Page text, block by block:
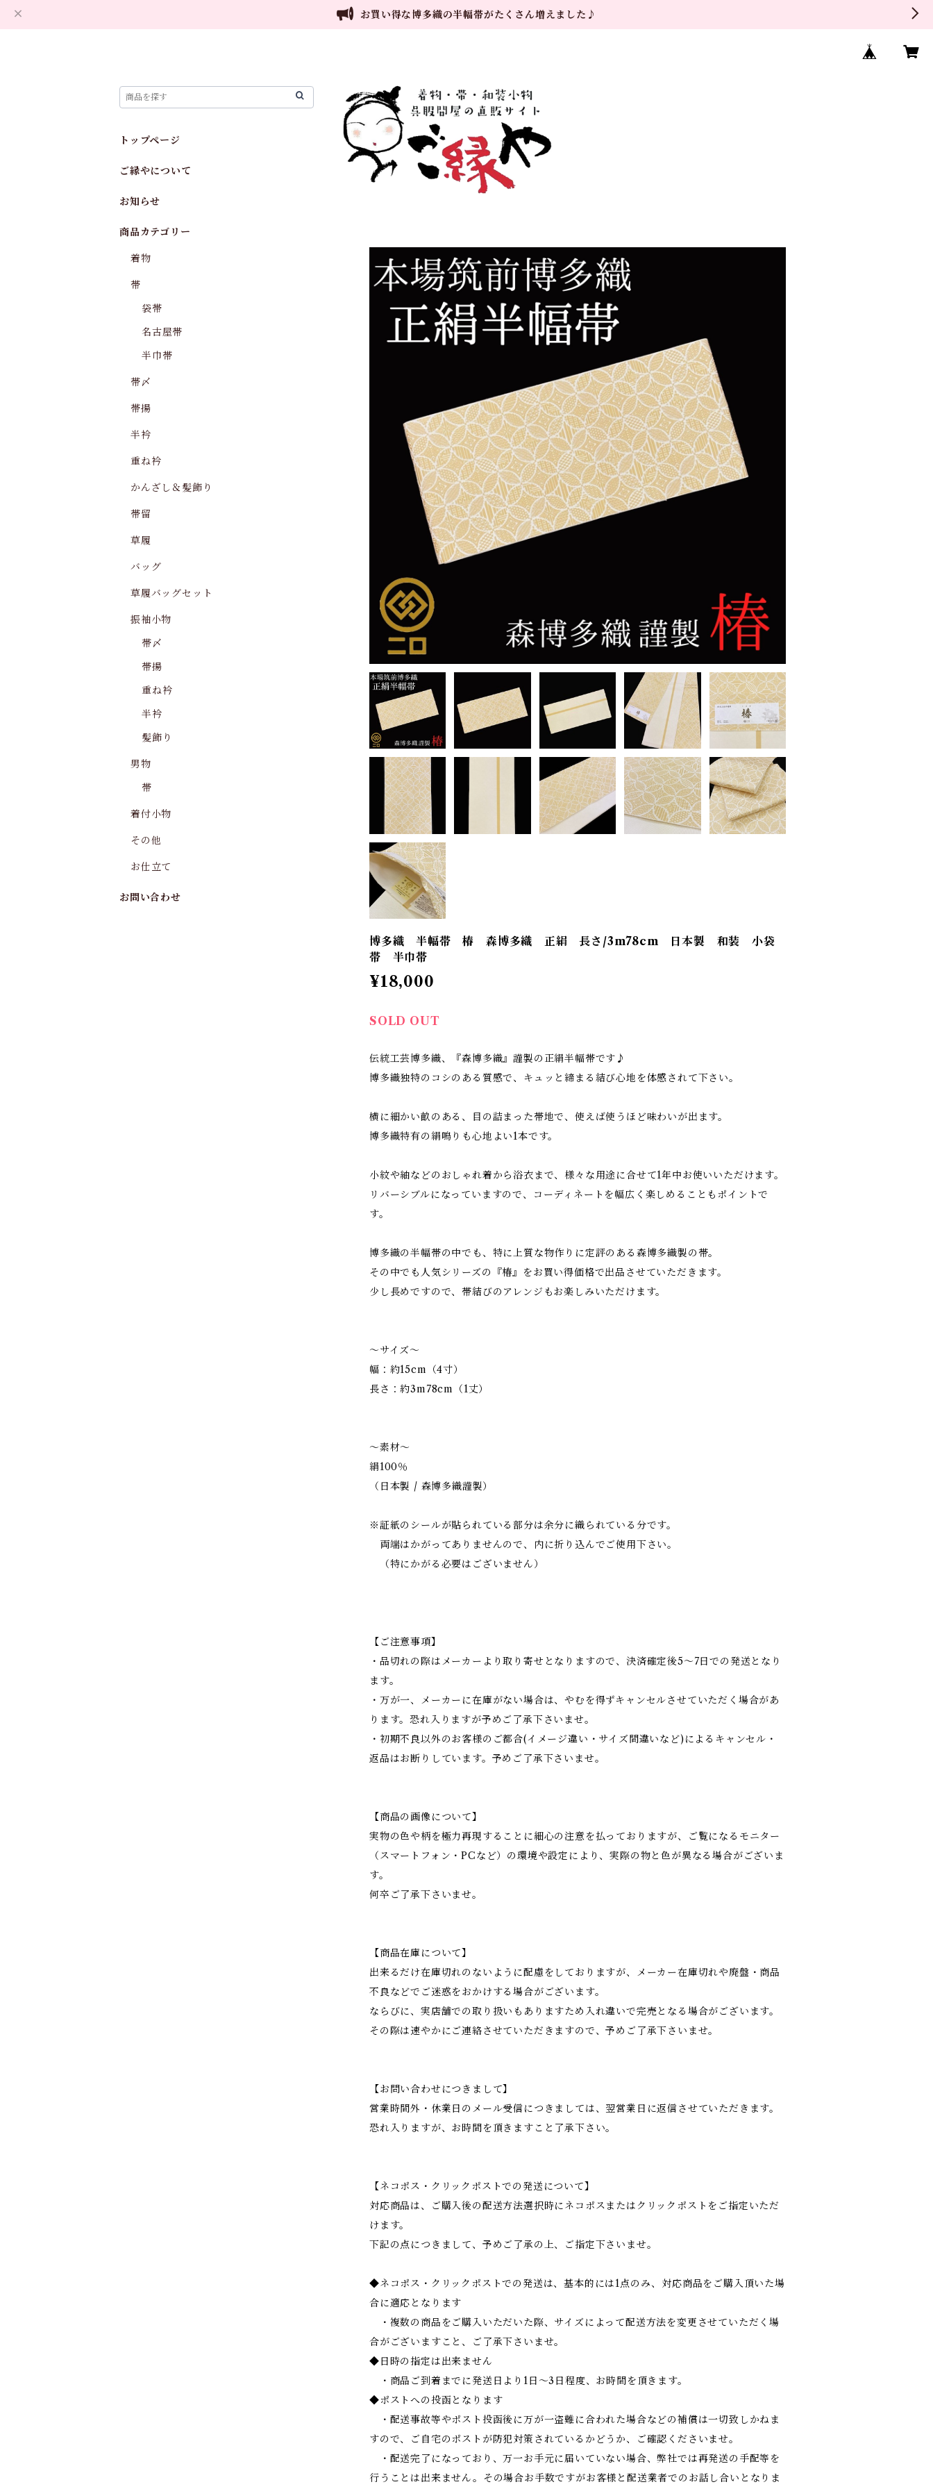
お買い得な博多織の半幅帯がたくさん増えました♪
博多織 半幅帯 椿 森博多織 正絹 長さ/3m78cm 日本製 和装 小袋
帯 半巾帯
¥18,000
SOLD OUT
伝統工芸博多織、『森博多織』謹製の正絹半幅帯です♪
博多織独特のコシのある質感で、キュッと締まる結び心地を体感されて下さい。
横に細かい畝のある、目の詰まった帯地で、使えば使うほど味わいが出ます。
博多織特有の絹鳴りも心地よい1本です。
小紋や紬などのおしゃれ着から浴衣まで、様々な用途に合せて1年中お使いいただけます。
リバーシブルになっていますので、コーディネートを幅広く楽しめることもポイントで
す。
博多織の半幅帯の中でも、特に上質な物作りに定評のある森博多織製の帯。
その中でも人気シリーズの『椿』をお買い得価格で出品させていただきます。
少し長めですので、帯結びのアレンジもお楽しみいただけます。
～サイズ～
幅：約15cm（4寸）
長さ：約3m78cm（1丈）
～素材～
絹100％
（日本製 / 森博多織謹製）
※証紙のシールが貼られている部分は余分に織られている分です。
両端はかがってありませんので、内に折り込んでご使用下さい。
（特にかがる必要はございません）
【ご注意事項】
・品切れの際はメーカーより取り寄せとなりますので、決済確定後5～7日での発送となり
ます。
・万が一、メーカーに在庫がない場合は、やむを得ずキャンセルさせていただく場合があ
ります。恐れ入りますが予めご了承下さいませ。
・初期不良以外のお客様のご都合(イメージ違い・サイズ間違いなど)によるキャンセル・
返品はお断りしています。予めご了承下さいませ。
【商品の画像について】
実物の色や柄を極力再現することに細心の注意を払っておりますが、ご覧になるモニター
（スマートフォン・PCなど）の環境や設定により、実際の物と色が異なる場合がございま
す。
何卒ご了承下さいませ。
【商品在庫について】
出来るだけ在庫切れのないように配慮をしておりますが、メーカー在庫切れや廃盤・商品
不良などでご迷惑をおかけする場合がございます。
ならびに、実店舗での取り扱いもありますため入れ違いで完売となる場合がございます。
その際は速やかにご連絡させていただきますので、予めご了承下さいませ。
【お問い合わせにつきまして】
営業時間外・休業日のメール受信につきましては、翌営業日に返信させていただきます。
恐れ入りますが、お時間を頂きますこと了承下さい。
【ネコポス・クリックポストでの発送について】
対応商品は、ご購入後の配送方法選択時にネコポスまたはクリックポストをご指定いただ
けます。
下記の点につきまして、予めご了承の上、ご指定下さいませ。
◆ネコポス・クリックポストでの発送は、基本的には1点のみ、対応商品をご購入頂いた場
合に適応となります
・複数の商品をご購入いただいた際、サイズによって配送方法を変更させていただく場
合がございますこと、ご了承下さいませ。
◆日時の指定は出来ません
・商品ご到着までに発送日より1日～3日程度、お時間を頂きます。
◆ポストへの投函となります
・配送事故等やポスト投函後に万が一盗難に合われた場合などの補償は一切致しかねま
すので、ご自宅のポストが防犯対策されているかどうか、ご確認くださいませ。
・配送完了になっており、万一お手元に届いていない場合、弊社では再発送の手配等を
行うことは出来ません。その場合お手数ですがお客様と配送業者でのお話し合いとなりま
トップページ
ご縁やについて
お知らせ
商品カテゴリー
着物
帯
袋帯
名古屋帯
半巾帯
帯〆
帯揚
半衿
重ね衿
かんざし＆髪飾り
帯留
草履
バッグ
草履バッグセット
振袖小物
帯〆
帯揚
重ね衿
半衿
髪飾り
男物
帯
着付小物
その他
お仕立て
お問い合わせ